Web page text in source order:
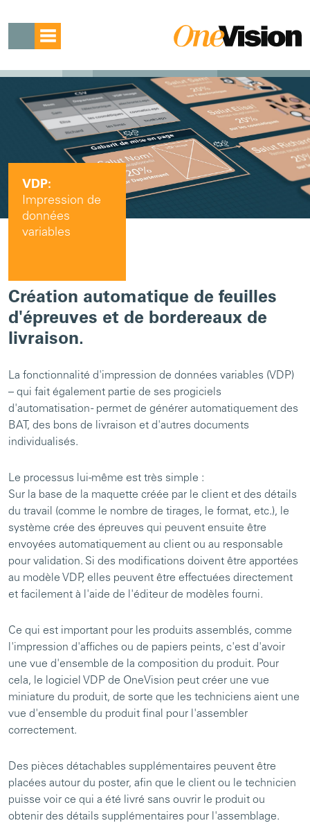
VDP:
Impression de
données
variables
Création automatique de feuilles
d'épreuves et de bordereaux de
livraison.
La fonctionnalité d'impression de données variables (VDP)
– qui fait également partie de ses progiciels
d'automatisation - permet de générer automatiquement des
BAT, des bons de livraison et d'autres documents
individualisés.
Le processus lui-même est très simple :
Sur la base de la maquette créée par le client et des détails
du travail (comme le nombre de tirages, le format, etc.), le
système crée des épreuves qui peuvent ensuite être
envoyées automatiquement au client ou au responsable
pour validation. Si des modifications doivent être apportées
au modèle VDP, elles peuvent être effectuées directement
et facilement à l'aide de l'éditeur de modèles fourni.
Ce qui est important pour les produits assemblés, comme
l'impression d'affiches ou de papiers peints, c'est d'avoir
une vue d'ensemble de la composition du produit. Pour
cela, le logiciel VDP de OneVision peut créer une vue
miniature du produit, de sorte que les techniciens aient une
vue d'ensemble du produit final pour l'assembler
correctement.
Des pièces détachables supplémentaires peuvent être
placées autour du poster, afin que le client ou le technicien
puisse voir ce qui a été livré sans ouvrir le produit ou
obtenir des détails supplémentaires pour l'assemblage.